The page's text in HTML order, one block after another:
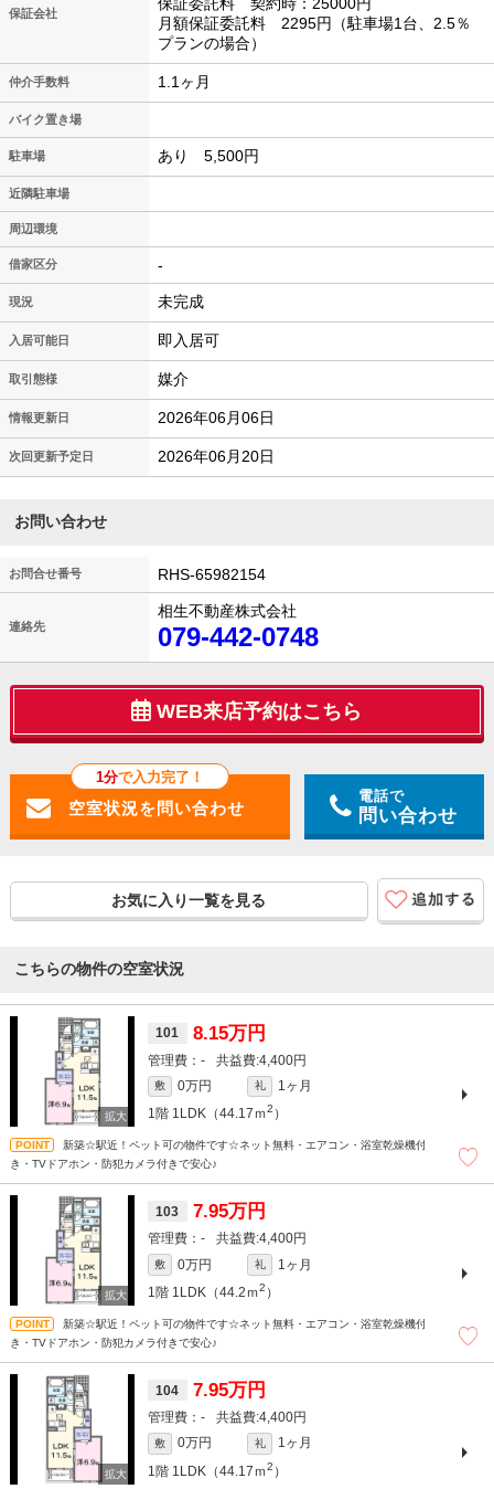
保証会社
月額保証委託料 2295円（駐車場1台、2.5％
プランの場合）
仲介手数料 1.1ヶ月
バイク置き場
駐車場 あり 5,500円
近隣駐車場
周辺環境
借家区分 -
現況 未完成
入居可能日 即入居可
取引態様 媒介
情報更新日 2026年06月06日
次回更新予定日 2026年06月20日
お問い合わせ
お問合せ番号 RHS-65982154
連絡先
相生不動産株式会社
079-442-0748
WEB来店予約はこちら
1分で入力完了！
電話で
問い合わせ
お気に入り一覧を見る
こちらの物件の空室状況
101 8.15万円
- 4,400円
敷 0万円 礼
1ヶ月
1階 1LDK（44.17ｍ2 ）
新築☆駅近！ペット可の物件です☆ネット無料・エアコン・浴室乾燥機付
き・TVドアホン・防犯カメラ付きで安心♪
103 7.95万円
- 4,400円
敷 0万円 礼
1ヶ月
1階 1LDK（44.2ｍ2 ）
新築☆駅近！ペット可の物件です☆ネット無料・エアコン・浴室乾燥機付
き・TVドアホン・防犯カメラ付きで安心♪
104 7.95万円
- 4,400円
敷 0万円 礼
1ヶ月
1階 1LDK（44.17ｍ2 ）